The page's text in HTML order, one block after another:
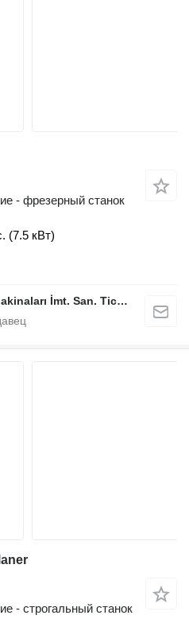
- фрезерный станок
(7.5 кВт)
Netmak Endüstriyel Ahşap Makinaları İmt. San. Tic. A.Ş.
- строгальный станок